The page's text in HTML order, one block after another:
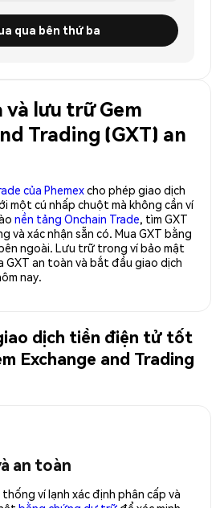
qua bên thứ ba
và lưu trữ Gem
Trading (GXT) an
của Phemexcho phép giao dịch
một cú nhấp chuột mà không cần ví
nền tảng Onchain Trade, tìm GXT
và xác nhận sẵn có. Mua GXT bằng
ngoài. Lưu trữ trong ví bảo mật
GXT an toàn và bắt đầu giao dịch
nay.
dịch tiền điện tử tốt
Exchange and Trading
an toàn
ví lạnh xác định phân cấp và